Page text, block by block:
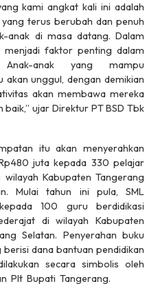
kami angkat kali ini adalah
terus berubah dan penuh
anak di masa datang. Dalam
menjadi faktor penting dalam
Anak-anak yang mampu
unggul, dengan demikian
akan membawa mereka
ujar Direktur PT BSD Tbk
itu akan menyerahkan
juta kepada 330 pelajar
Kabupaten Tangerang
Mulai tahun ini pula, SML
100 guru berdidikasi
di wilayah Kabupaten
Selatan. Penyerahan buku
dana bantuan pendidikan
secara simbolis oleh
Plt Bupati Tangerang.